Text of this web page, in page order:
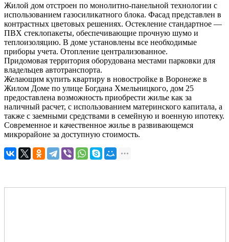
Жилой дом отстроен по монолитно-панельной технологии с
использованием газосиликатного блока. Фасад представлен в
контрастных цветовых решениях. Остекление стандартное —
ПВХ стеклопакеты, обеспечивающие прочную шумо и
теплоизоляцию. В доме установлены все необходимые
приборы учета. Отопление централизованное.
Придомовая территория оборудована местами парковки для
владельцев автотранспорта.
Желающим купить квартиру в новостройке в Воронеже в
Жилом Доме по улице Богдана Хмельницкого, дом 25
предоставлена возможность приобрести жилье как за
наличный расчет, с использованием материнского капитала, а
также с заемными средствами в семейную и военную ипотеку.
Современное и качественное жилье в развивающемся
микрорайоне за доступную стоимость.